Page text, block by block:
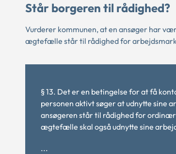
Står borgeren til rådighed?
Vurderer kommunen, at en ansøger har
ægtefælle står til rådighed for
§ 13. Det er en betingelse for at få
personen aktivt søger at udnytte sine
ansøgeren står til rådighed for
ægtefælle skal også udnytte sine
...